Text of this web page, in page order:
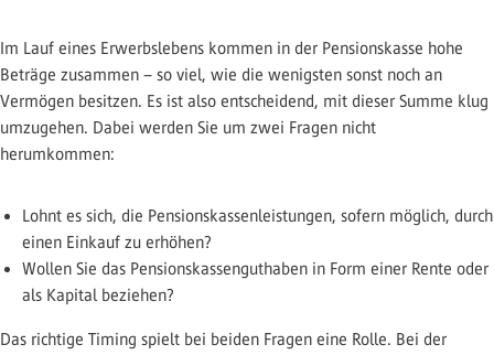
Im Lauf eines Erwerbslebens kommen in der Pensionskasse hohe
Beträge zusammen – so viel, wie die wenigsten sonst noch an
Vermögen besitzen. Es ist also entscheidend, mit dieser Summe klug
umzugehen. Dabei werden Sie um zwei Fragen nicht
herumkommen:
Lohnt es sich, die Pensionskassenleistungen, sofern möglich, durch
einen Einkauf zu erhöhen?
Wollen Sie das Pensionskassenguthaben in Form einer Rente oder
als Kapital beziehen?
Das richtige Timing spielt bei beiden Fragen eine Rolle. Bei der